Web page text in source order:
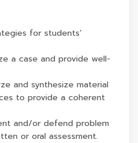
for students’
a case and provide well-
and synthesize material
to provide a coherent
and/or defend problem
or oral assessment.